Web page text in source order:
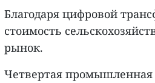
Благодаря цифровой
стоимость
рынок.
Четвертая промышленная